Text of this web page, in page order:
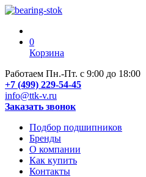
0
Корзина
Работаем Пн.-Пт. с 9:00 до 18:00
+7 (499) 229-54-45
info@ttk-v.ru
Заказать звонок
Подбор подшипников
Бренды
О компании
Как купить
Контакты